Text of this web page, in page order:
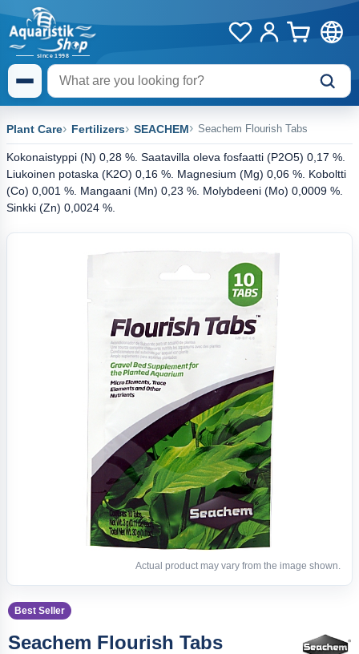
Plant Care Fertilizers SEACHEM Seachem Flourish Tabs
Kokonaistyppi (N) 0,28 %. Saatavilla oleva fosfaatti (P2O5) 0,17 %.
Liukoinen potaska (K2O) 0,16 %. Magnesium (Mg) 0,06 %. Koboltti
(Co) 0,001 %. Mangaani (Mn) 0,23 %. Molybdeeni (Mo) 0,0009 %.
Sinkki (Zn) 0,0024 %.
Actual product may vary from the image shown.
Best Seller
Seachem Flourish Tabs